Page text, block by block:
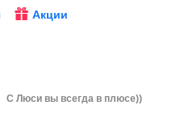
Акции
С Люси вы всегда в плюсе))